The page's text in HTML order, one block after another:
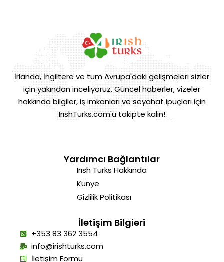
İrlanda, İngiltere ve tüm Avrupa'daki gelişmeleri sizler
için yakından inceliyoruz. Güncel haberler, vizeler
hakkında bilgiler, iş imkanları ve seyahat ipuçları için
IrıshTurks.com'u takipte kalın!
Yardımcı Bağlantılar
Irısh Turks Hakkında
Künye
Gizlilik Politikası
İletişim Bilgieri
+353 83 362 3554
info@irishturks.com
İletişim Formu